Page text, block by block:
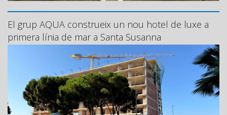
El grup AQUA construeix un nou hotel de luxe a
primera línia de mar a Santa Susanna